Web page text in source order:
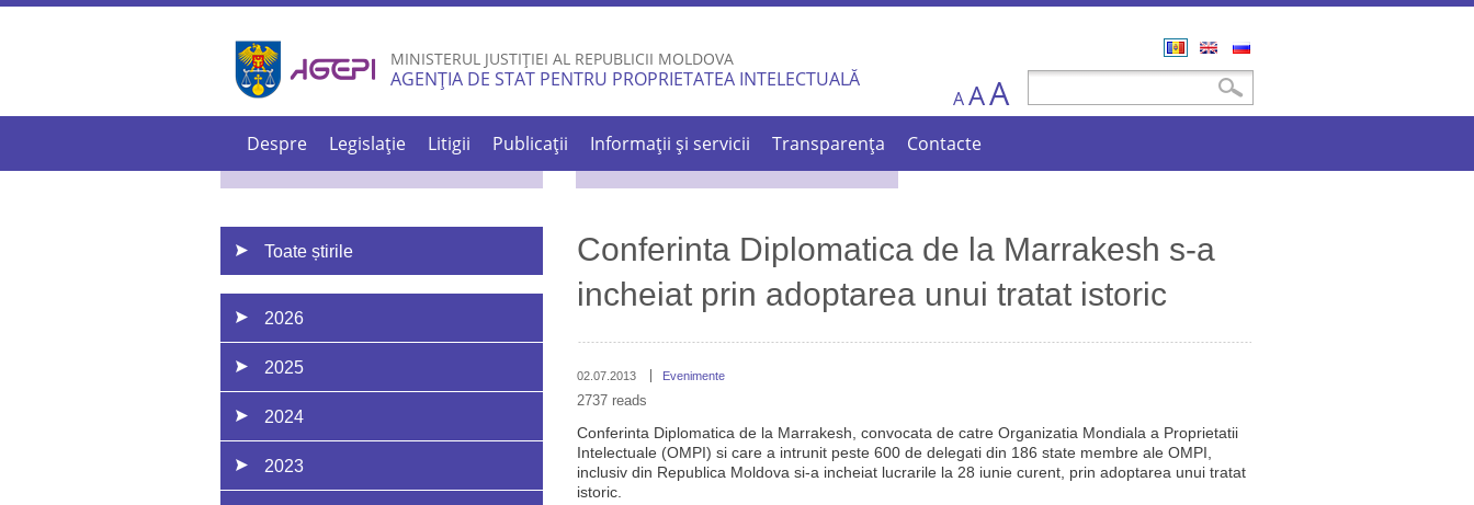
Skip to
content
MINISTERUL JUSTIȚIEI AL REPUBLICII MOLDOVA
AGENȚIA DE STAT PENTRU PROPRIETATEA INTELECTUALĂ Căutare
A AA
Despre Legislație Litigii Publicații Informații și servicii Transparența Contacte
Toate știrile
2026
2025
2024
2023
Conferinta Diplomatica de la Marrakesh s-a
incheiat prin adoptarea unui tratat istoric
02.07.2013 Evenimente
Conferinta Diplomatica de la Marrakesh, convocata de catre Organizatia Mondiala a Proprietatii
Intelectuale (OMPI) si care a intrunit peste 600 de delegati din 186 state membre ale OMPI,
inclusiv din Republica Moldova si-a incheiat lucrarile la 28 iunie curent, prin adoptarea unui tratat
istoric.
2737 reads